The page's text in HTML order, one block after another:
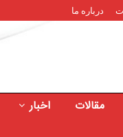
درباره ما
مقالات اخبار